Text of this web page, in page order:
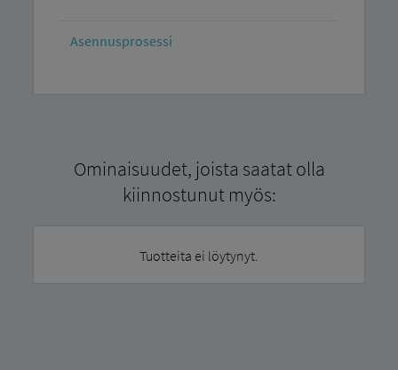
Asennusprosessi
Ominaisuudet, joista saatat olla
kiinnostunut myös:
Tuotteita ei löytynyt.